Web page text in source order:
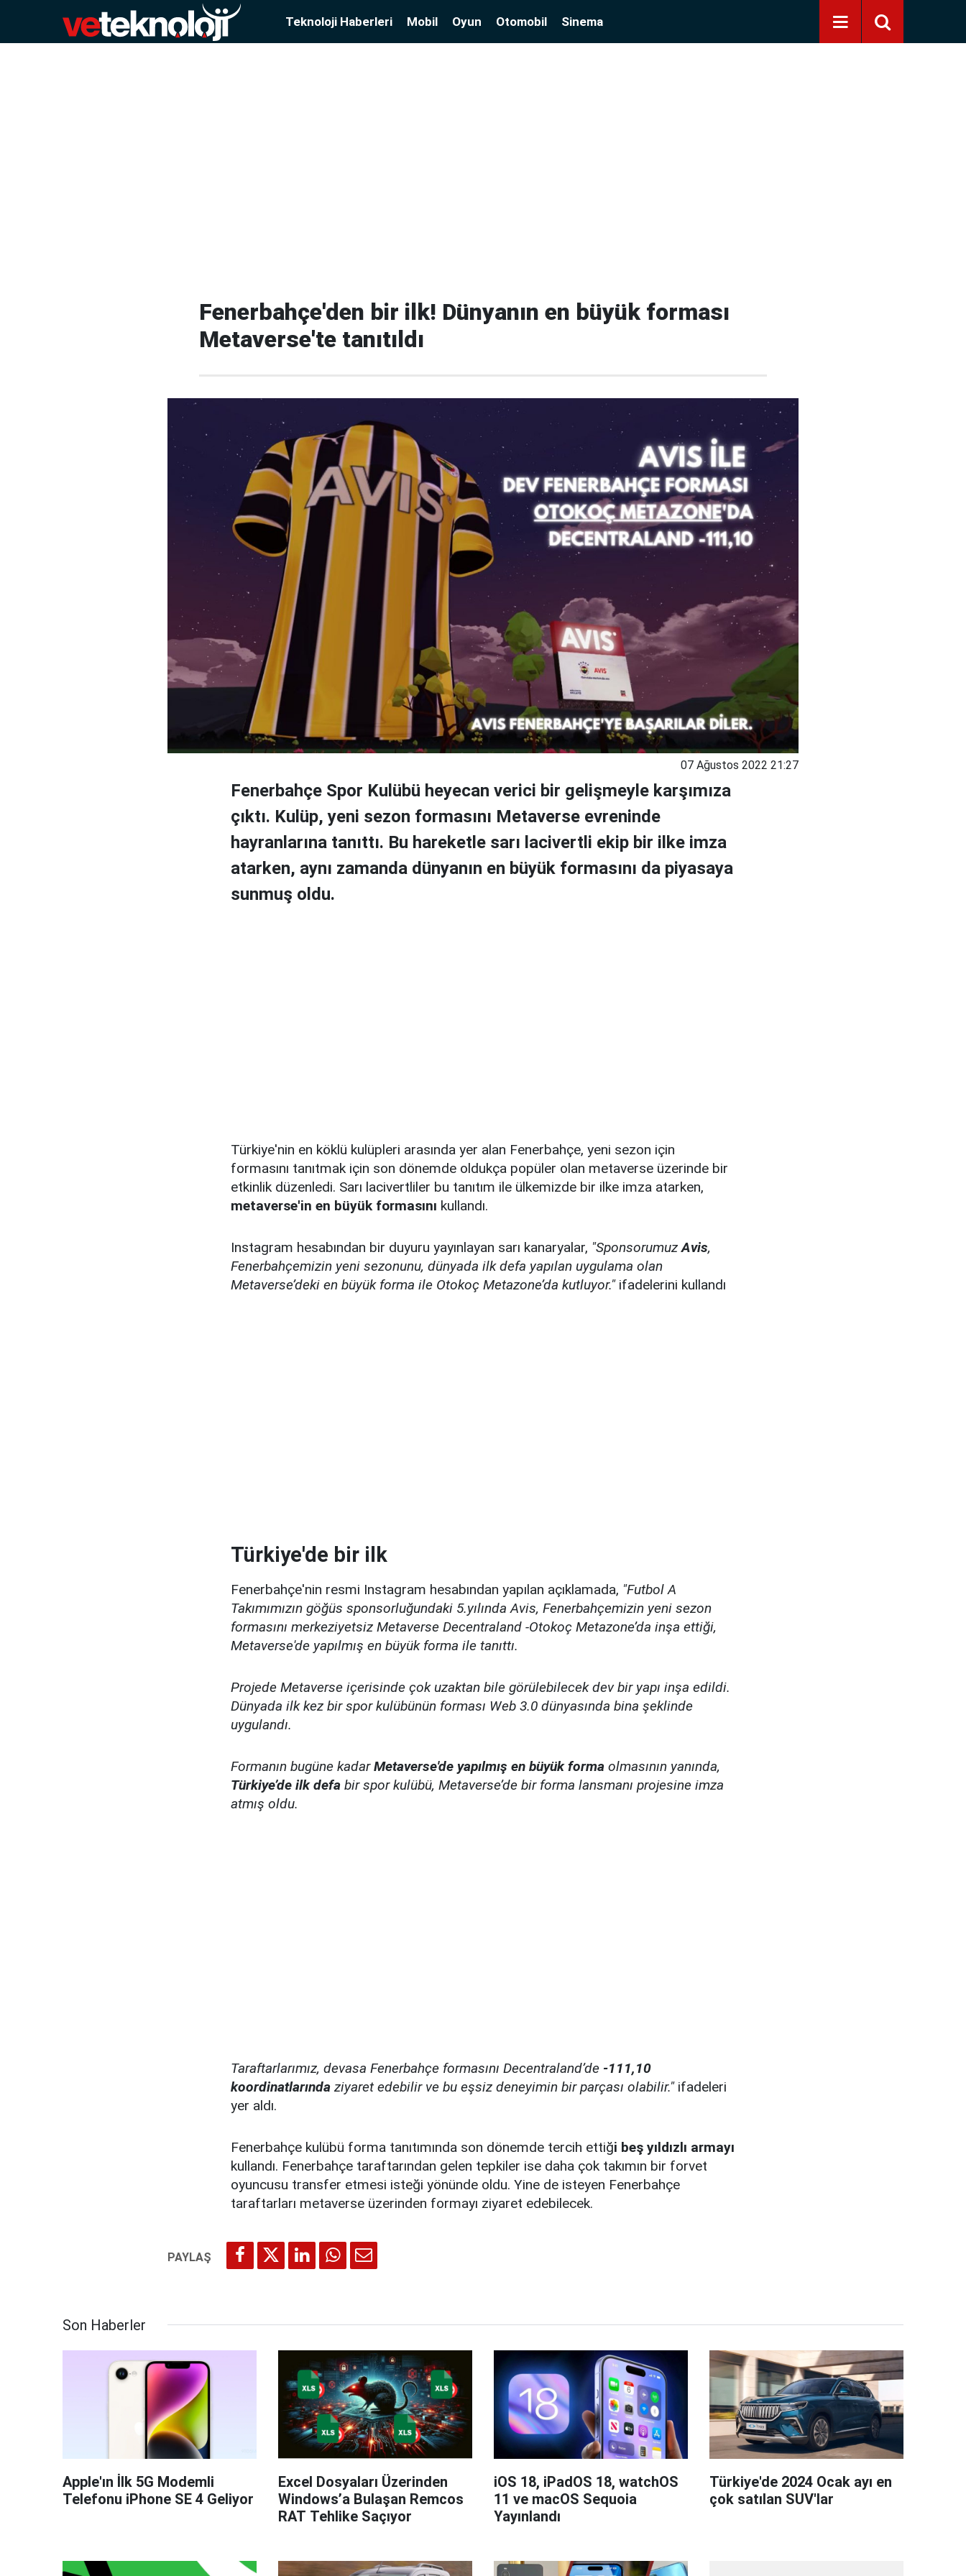
Teknoloji Haberleri Mobil Oyun Otomobil Sinema
Fenerbahçe'den bir ilk! Dünyanın en büyük forması
Metaverse'te tanıtıldı
07 Ağustos 2022 21:27
Fenerbahçe Spor Kulübü heyecan verici bir gelişmeyle karşımıza
çıktı. Kulüp, yeni sezon formasını Metaverse evreninde
hayranlarına tanıttı. Bu hareketle sarı lacivertli ekip bir ilke imza
atarken, aynı zamanda dünyanın en büyük formasını da piyasaya
sunmuş oldu.
Türkiye'nin en köklü kulüpleri arasında yer alan Fenerbahçe, yeni sezon için
formasını tanıtmak için son dönemde oldukça popüler olan metaverse üzerinde bir
etkinlik düzenledi. Sarı lacivertliler bu tanıtım ile ülkemizde bir ilke imza atarken,
metaverse'in en büyük formasını kullandı.
Instagram hesabından bir duyuru yayınlayan sarı kanaryalar, "SponsorumuzAvis,
Fenerbahçemizin yeni sezonunu, dünyada ilk defa yapılan uygulama olan
Metaverse’deki en büyük forma ile Otokoç Metazone’da kutluyor."ifadelerini kullandı
Türkiye'de bir ilk
Fenerbahçe'nin resmi Instagram hesabından yapılan açıklamada, "Futbol A
Takımımızın göğüs sponsorluğundaki 5.yılında Avis, Fenerbahçemizin yeni sezon
formasını merkeziyetsiz Metaverse Decentraland -Otokoç Metazone’da inşa ettiği,
Metaverse'de yapılmış en büyük forma ile tanıttı.
Projede Metaverse içerisinde çok uzaktan bile görülebilecek dev bir yapı inşa edildi.
Dünyada ilk kez bir spor kulübünün forması Web 3.0 dünyasında bina şeklinde
uygulandı.
Formanın bugüne kadarMetaverse'de yapılmış en büyük forma olmasının yanında,
Türkiye’de ilk defa bir spor kulübü, Metaverse’de bir forma lansmanı projesine imza
atmış oldu.
Taraftarlarımız, devasa Fenerbahçe formasını Decentraland’de -111,10
koordinatlarında ziyaret edebilir ve bu eşsiz deneyimin bir parçası olabilir."ifadeleri
yer aldı.
Fenerbahçe kulübü forma tanıtımında son dönemde tercih ettiği beş yıldızlı armayı
kullandı. Fenerbahçe taraftarından gelen tepkiler ise daha çok takımın bir forvet
oyuncusu transfer etmesi isteği yönünde oldu. Yine de isteyen Fenerbahçe
taraftarları metaverse üzerinden formayı ziyaret edebilecek.
Son Haberler
Apple'ın İlk 5G Modemli
Telefonu iPhone SE 4 Geliyor
Excel Dosyaları Üzerinden
Windows’a Bulaşan Remcos
RAT Tehlike Saçıyor
iOS 18, iPadOS 18, watchOS
11 ve macOS Sequoia
Yayınlandı
Türkiye'de 2024 Ocak ayı en
çok satılan SUV'lar